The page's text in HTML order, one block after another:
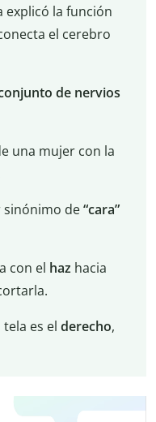
explicó la función
el cerebro
de nervios
una mujer con la
de“cara”
con el hazhacia
es el derecho,